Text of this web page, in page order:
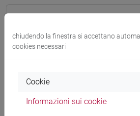
LINGUA CINESE 3 MOD. 2
chiudendo la finestra si accettano
cookies necessari
Cookie
Informazioni sui cookie